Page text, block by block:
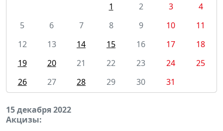
1
2 3
4
5
6 7 8 9 10
11
12
13 14 15 16 17
18
19
20 21 22 23 24
25
26
27 28 29 30 31
15 декабря 2022
Акцизы: